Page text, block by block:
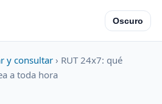
Oscuro
y consultar › RUT 24x7: qué
a toda hora